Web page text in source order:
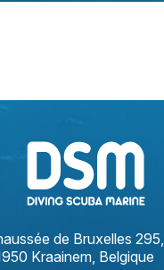
de Bruxelles 295,
Kraainem, Belgique